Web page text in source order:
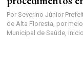
Por Severino Júnior
de Alta Floresta, por
Municipal de Saúde,